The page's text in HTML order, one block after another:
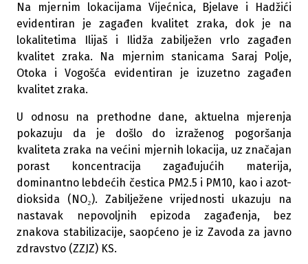
Na mjernim lokacijama Vijećnica, Bjelave i Hadžići
evidentiran je zagađen kvalitet zraka, dok je na
lokalitetima Ilijaš i Ilidža zabilježen vrlo zagađen
kvalitet zraka. Na mjernim stanicama Saraj Polje,
Otoka i Vogošća evidentiran je izuzetno zagađen
kvalitet zraka.
U odnosu na prethodne dane, aktuelna mjerenja
pokazuju da je došlo do izraženog pogoršanja
kvaliteta zraka na većini mjernih lokacija, uz značajan
porast koncentracija zagađujućih materija,
dominantno lebdećih čestica PM2.5 i PM10, kao i azot-
dioksida (NO₂). Zabilježene vrijednosti ukazuju na
nastavak nepovoljnih epizoda zagađenja, bez
znakova stabilizacije, saopćeno je iz Zavoda za javno
zdravstvo (ZZJZ) KS.